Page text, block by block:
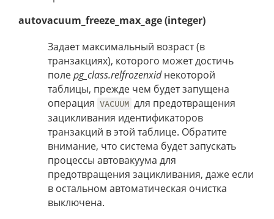
autovacuum_freeze_max_age (integer)
Задает максимальный возраст (в
транзакциях), которого может достичь
полеpg_class.relfrozenxidнекоторой
таблицы, прежде чем будет запущена
операция VACUUM для предотвращения
зацикливания идентификаторов
транзакций в этой таблице. Обратите
внимание, что система будет запускать
процессы автовакуума для
предотвращения зацикливания, даже если
в остальном автоматическая очистка
выключена.